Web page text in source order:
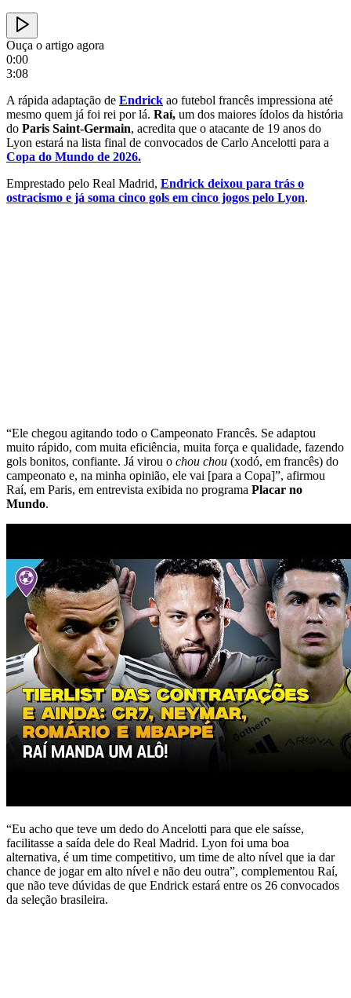
Ouça o artigo agora
0:00
3:08
A rápida adaptação de Endrick ao futebol francês impressiona até
mesmo quem já foi rei por lá. Raí, um dos maiores ídolos da história
do Paris Saint-Germain, acredita que o atacante de 19 anos do
Lyon estará na lista final de convocados de Carlo Ancelotti para a
Copa do Mundo de 2026.
Emprestado pelo Real Madrid, Endrick deixou para trás o
ostracismo e já soma cinco gols em cinco jogos pelo Lyon.
“Ele chegou agitando todo o Campeonato Francês. Se adaptou
muito rápido, com muita eficiência, muita força e qualidade, fazendo
gols bonitos, confiante. Já virou o chou chou (xodó, em francês) do
campeonato e, na minha opinião, ele vai [para a Copa]”, afirmou
Raí, em Paris, em entrevista exibida no programa Placar no
Mundo.
“Eu acho que teve um dedo do Ancelotti para que ele saísse,
facilitasse a saída dele do Real Madrid. Lyon foi uma boa
alternativa, é um time competitivo, um time de alto nível que ia dar
chance de jogar em alto nível e não deu outra”, complementou Raí,
que não teve dúvidas de que Endrick estará entre os 26 convocados
da seleção brasileira.